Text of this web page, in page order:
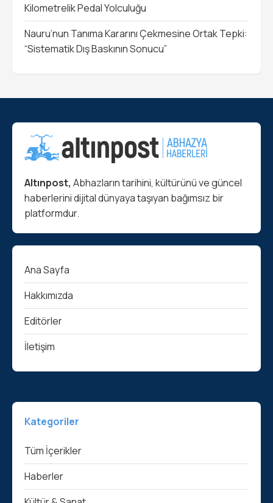
Kilometrelik Pedal Yolculuğu
Nauru’nun Tanıma Kararını Çekmesine Ortak Tepki:
“Sistematik Dış Baskının Sonucu”
Altınpost, Abhazların tarihini, kültürünü ve güncel
haberlerini dijital dünyaya taşıyan bağımsız bir
platformdur.
Ana Sayfa
Hakkımızda
Editörler
İletişim
Kategoriler
Tüm İçerikler
Haberler